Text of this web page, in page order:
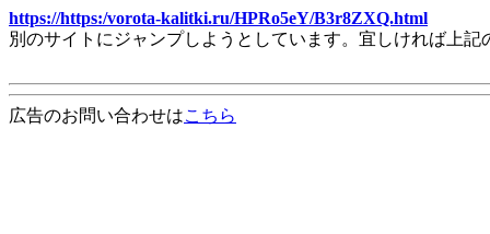
https://https:/vorota-kalitki.ru/HPRo5eY/B3r8ZXQ.html
別のサイトにジャンプしようとしています。宜しければ上
広告のお問い合わせはこちら